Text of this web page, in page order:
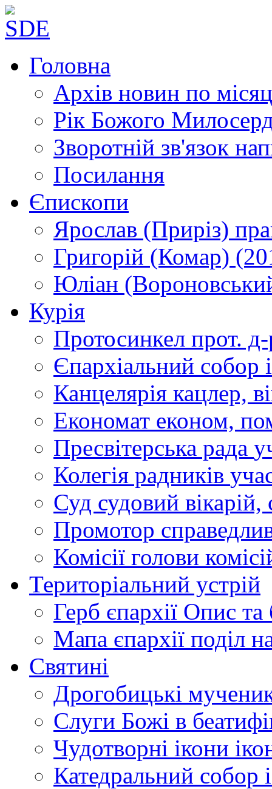
Головна
Архів новин по
Рік Божого
Зворотній зв'язок
Посилання
Єпископи
Ярослав (Приріз)
Григорій (Комар)
Юліан
Курія
Протосинкел прот.
Єпархіальний собор
Канцелярія кацлер,
Економат економ,
Пресвітерська рада
Колегія радників
Суд судовий вікарій,
Промотор
Комісії голови
Територіальний устрій
Герб єпархії Опис та
Мапа єпархії поділ
Святині
Дрогобицькі
Слуги Божі в
Чудотворні ікони
Катедральний собор